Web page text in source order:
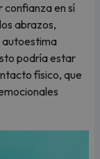
confianza en sí
abrazos,
autoestima
podría estar
físico, que